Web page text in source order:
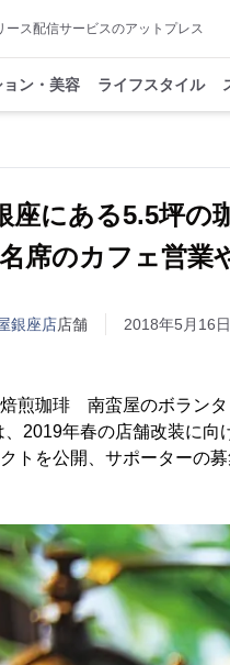
ース配信サービスのアットプレス
ン・美容 ライフスタイル
座にある5.5坪の
席のカフェ営業
銀座店店舗 2018年5月16
煎珈琲 南蛮屋のボランタ
、2019年春の店舗改装に向
トを公開、サポーターの